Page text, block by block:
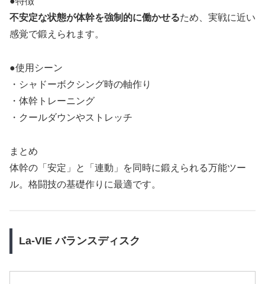
不安定な状態が体幹を強制的に働かせるため、実戦に近い
感覚で鍛えられます。
●使用シーン
・シャドーボクシング時の軸作り
・体幹トレーニング
・クールダウンやストレッチ
まとめ
体幹の「安定」と「連動」を同時に鍛えられる万能ツー
ル。格闘技の基礎作りに最適です。
La-VIE バランスディスク